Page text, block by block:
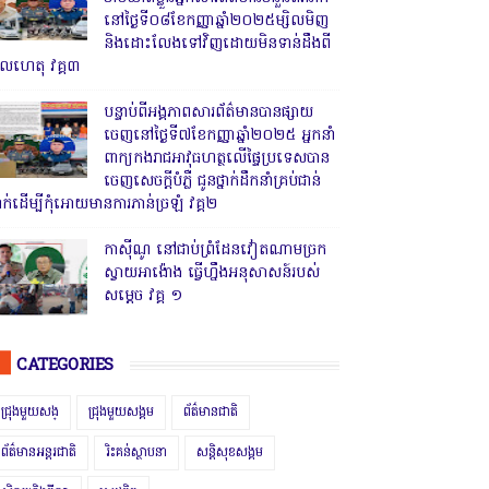
នៅថ្ងៃទី០៨ខែកញ្ញាឆ្នាំ២០២៥ម្សិលមិញ
និងដោះលែងទៅវិញដោយមិនទាន់ដឹងពី
ហេតុ វគ្គ៣
បន្ទាប់ពីអង្គភាពសារព័ត៌មានបានផ្សាយ
ចេញនៅថ្ងៃទី៧ខែកញ្ញាឆ្នាំ២០២៥ អ្នកនាំ
ពាក្យកងរាជអាវុធហត្ថលើផ្ទៃប្រទេសបាន
ចេញសេចក្តីបំភ្លឺ ជូនថ្នាក់ដឹកនាំគ្រប់ជាន់
ាក់ដើម្បីកុំអោយមានការភាន់ច្រឡំ វគ្គ២
កាសុីណូ នៅជាប់ព្រំដែនវៀតណាមច្រក
ស្វាយអាង៉ោង ធ្វើហ្នឹងអនុសាសន៍របស់
សម្ដេច វគ្គ ១
CATEGORIES
ជ្រុងមួយសង្ ជ្រុងមួយសង្គម ព័ត៌មានជាតិ
ព័ត៌មានអន្តរជាតិ រិះគន់ស្ថាបនា សន្តិសុខសង្គម